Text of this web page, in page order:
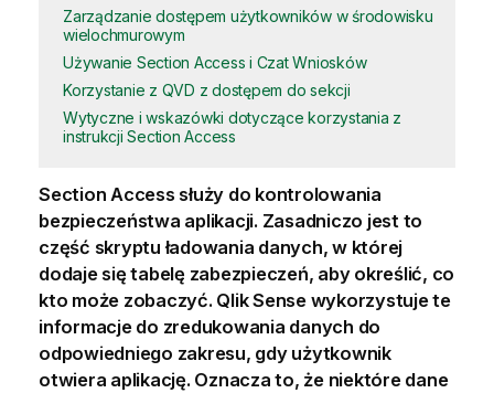
Zarządzanie dostępem użytkowników w środowisku
wielochmurowym
Używanie Section Access i Czat Wniosków
Korzystanie z QVD z dostępem do sekcji
Wytyczne i wskazówki dotyczące korzystania z
instrukcji Section Access
Section Access służy do kontrolowania
bezpieczeństwa aplikacji. Zasadniczo jest to
część skryptu ładowania danych, w której
dodaje się tabelę zabezpieczeń, aby określić, co
kto może zobaczyć. Qlik Sensewykorzystuje te
informacje do zredukowania danych do
odpowiedniego zakresu, gdy użytkownik
otwiera aplikację. Oznacza to, że niektóre dane